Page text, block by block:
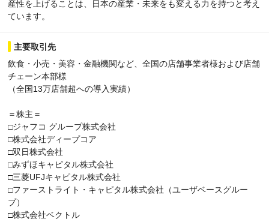
産性を上げることは、日本の産業・未来をも変える力を持つと考え
ています。
主要取引先
飲食・小売・美容・金融機関など、全国の店舗事業者様および店舗
チェーン本部様
（全国13万店舗超への導入実績）
＝株主＝
□ジャフコ グループ株式会社
□株式会社ディープコア
□双日株式会社
□みずほキャピタル株式会社
□三菱UFJキャピタル株式会社
□ファーストライト・キャピタル株式会社（ユーザベースグルー
プ）
□株式会社ベクトル